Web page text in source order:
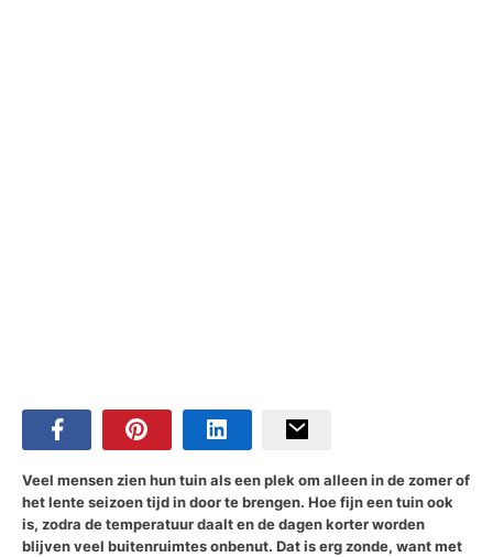
Veel mensen zien hun tuin als een plek om alleen in de zomer of
het lente seizoen tijd in door te brengen. Hoe fijn een tuin ook
is, zodra de temperatuur daalt en de dagen korter worden
blijven veel buitenruimtes onbenut. Dat is erg zonde, want met